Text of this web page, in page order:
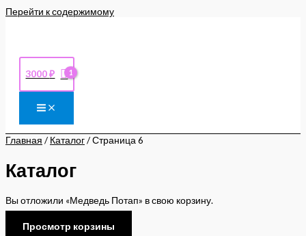
Перейти к содержимому
3000₽
Главная / Каталог/ Страница 6
Каталог
Вы отложили «Медведь Потап» в свою корзину.
Просмотр корзины